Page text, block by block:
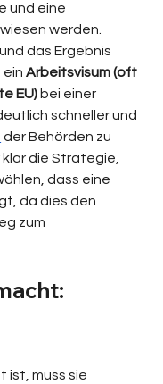
und eine
werden.
das Ergebnis
ein Arbeitsvisum (oft
EU) bei einer
schneller und
der Behörden zu
die Strategie,
dass eine
da dies den
zum
ist, muss sie